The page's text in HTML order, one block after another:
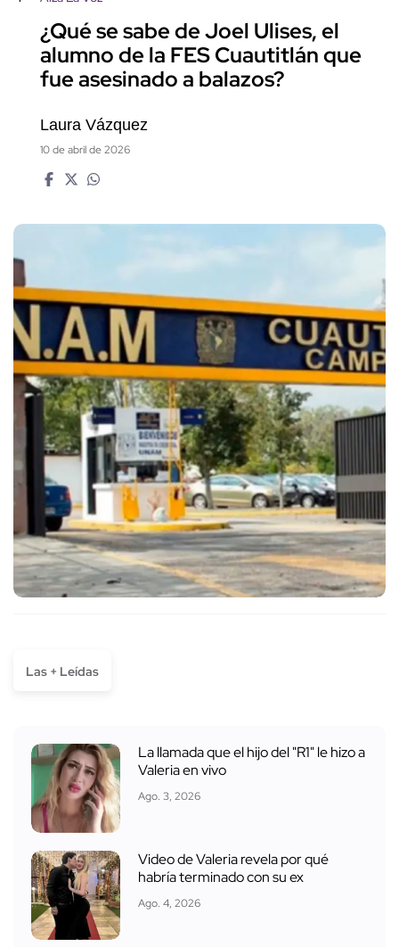
¿Qué se sabe de Joel Ulises, el
alumno de la FES Cuautitlán que
fue asesinado a balazos?
Laura Vázquez
10 de abril de 2026
Las + Leídas
La llamada que el hijo del "R1" le hizo a
Valeria en vivo
Ago. 3, 2026
Video de Valeria revela por qué
habría terminado con su ex
Ago. 4, 2026